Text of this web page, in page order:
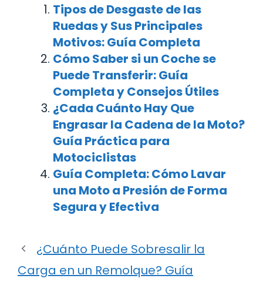
Tipos de Desgaste de las
Ruedas y Sus Principales
Motivos: Guía Completa
Cómo Saber si un Coche se
Puede Transferir: Guía
Completa y Consejos Útiles
¿Cada Cuánto Hay Que
Engrasar la Cadena de la Moto?
Guía Práctica para
Motociclistas
Guía Completa: Cómo Lavar
una Moto a Presión de Forma
Segura y Efectiva
¿Cuánto Puede Sobresalir la
Carga en un Remolque? Guía